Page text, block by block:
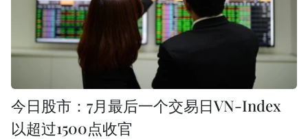
今日股市：7月最后一个交易日VN-Index
以超过1500点收官